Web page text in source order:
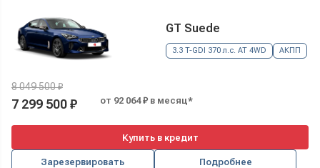
GT Suede
3.3 T-GDI 370 л.с. AT 4WD АКПП
8 049 500 ₽
7 299 500 ₽ от 92 064 ₽ в месяц*
Купить в кредит
Зарезервировать Подробнее